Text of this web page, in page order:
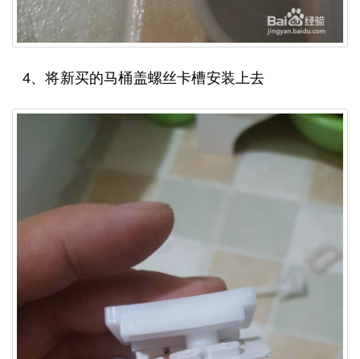
4、将新买的马桶盖螺丝卡槽安装上去